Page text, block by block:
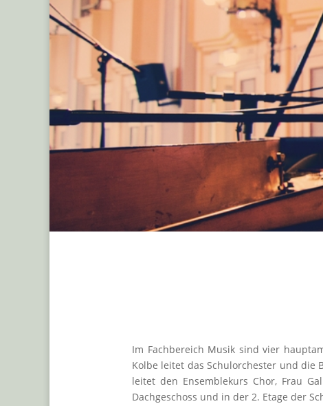
Im Fachbereich Musik sind vier
Kolbe leitet das Schulorchester und die
leitet den Ensemblekurs Chor, Frau
Dachgeschoss und in der 2. Etage der